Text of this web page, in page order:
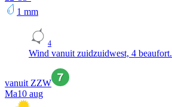
1 mm
4
Wind vanuit zuidzuidwest, 4 beaufort.
vanuit ZZW
Ma10 aug